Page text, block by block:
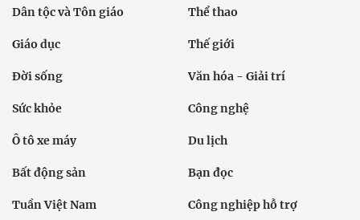
Dân tộc và Tôn giáo Thể thao
Giáo dục Thế giới
Đời sống Văn hóa - Giải trí
Sức khỏe Công nghệ
Ô tô xe máy Du lịch
Bất động sản Bạn đọc
Tuần Việt Nam Công nghiệp hỗ trợ